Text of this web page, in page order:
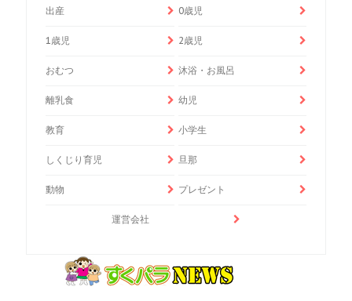
出産 0歳児
1歳児 2歳児
おむつ 沐浴・お風呂
離乳食 幼児
教育 小学生
しくじり育児 旦那
動物 プレゼント
運営会社